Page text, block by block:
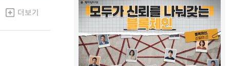
더보기